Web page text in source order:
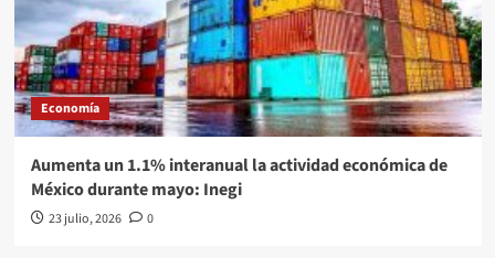
Economía
Aumenta un 1.1% interanual la actividad económica de
México durante mayo: Inegi
23 julio, 2026 0